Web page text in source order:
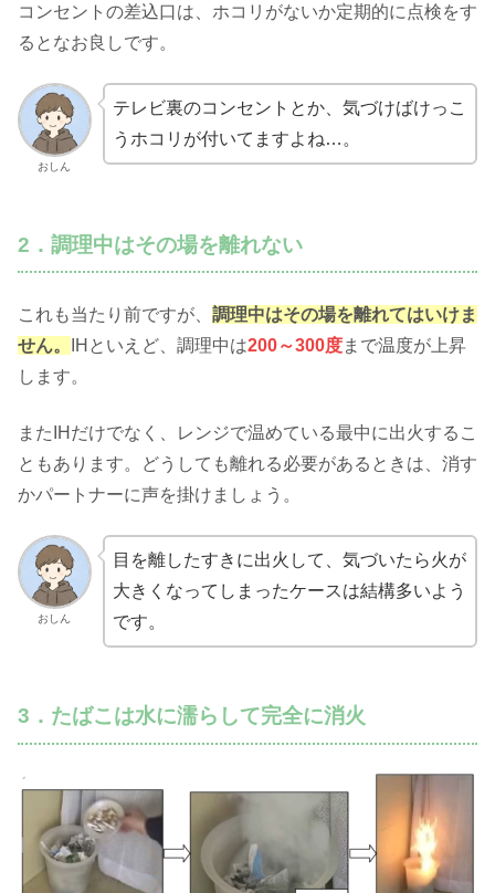
コンセントの差込口は、ホコリがないか定期的に点検をす
るとなお良しです。
おしん
テレビ裏のコンセントとか、気づけばけっこ
うホコリが付いてますよね…。
2．調理中はその場を離れない
これも当たり前ですが、 調理中はその場を離れてはいけま
せん。
IHといえど、調理中は200～300度まで温度が上昇
します。
またIHだけでなく、レンジで温めている最中に出火するこ
ともあります。どうしても離れる必要があるときは、消す
かパートナーに声を掛けましょう。
おしん
目を離したすきに出火して、気づいたら火が
大きくなってしまったケースは結構多いよう
です。
3．たばこは水に濡らして完全に消火